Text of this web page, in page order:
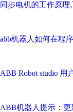
同步电机的工作原理
abb机器人如何在程
ABB Robot studio 用
ABB机器人提示：更